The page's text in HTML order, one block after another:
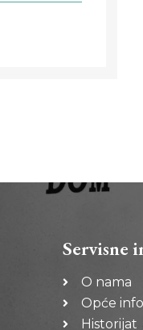
Servisne
O nama
Opće
Historijat